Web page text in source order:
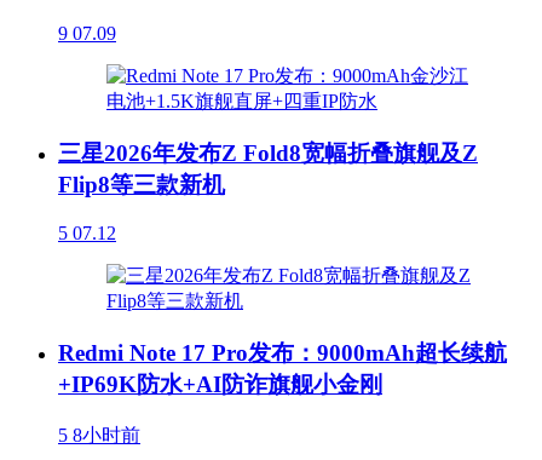
9 07.09
三星2026年发布Z Fold8宽幅折叠旗舰及Z
Flip8等三款新机
5 07.12
Redmi Note 17 Pro发布：9000mAh超长续航
+IP69K防水+AI防诈旗舰小金刚
5 8小时前